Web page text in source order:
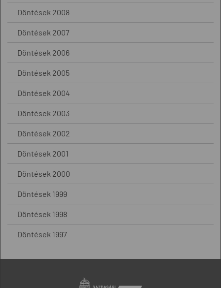
Döntések 2008
Döntések 2007
Döntések 2006
Döntések 2005
Döntések 2004
Döntések 2003
Döntések 2002
Döntések 2001
Döntések 2000
Döntések 1999
Döntések 1998
Döntések 1997